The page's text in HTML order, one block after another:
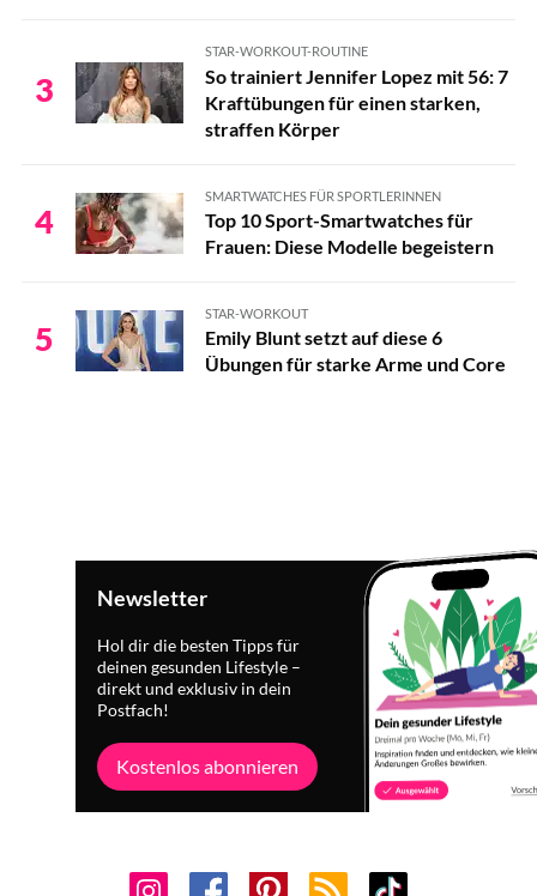
3
STAR-WORKOUT-ROUTINE
So trainiert Jennifer Lopez mit 56: 7
Kraftübungen für einen starken,
straffen Körper
4
SMARTWATCHES FÜR SPORTLERINNEN
Top 10 Sport-Smartwatches für
Frauen: Diese Modelle begeistern
5
STAR-WORKOUT
Emily Blunt setzt auf diese 6
Übungen für starke Arme und Core
Newsletter
Hol dir die besten Tipps für
deinen gesunden Lifestyle –
direkt und exklusiv in dein
Postfach!
Kostenlos abonnieren